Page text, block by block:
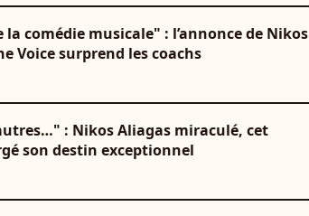
comédie musicale" : l’annonce de Nikos
Voice surprend les coachs
: Nikos Aliagas miraculé, cet
son destin exceptionnel